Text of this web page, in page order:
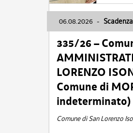
06.08.2026 -
335/26 –
LORENZO
Comune di
indeterminato)
Comune di San Lorenzo